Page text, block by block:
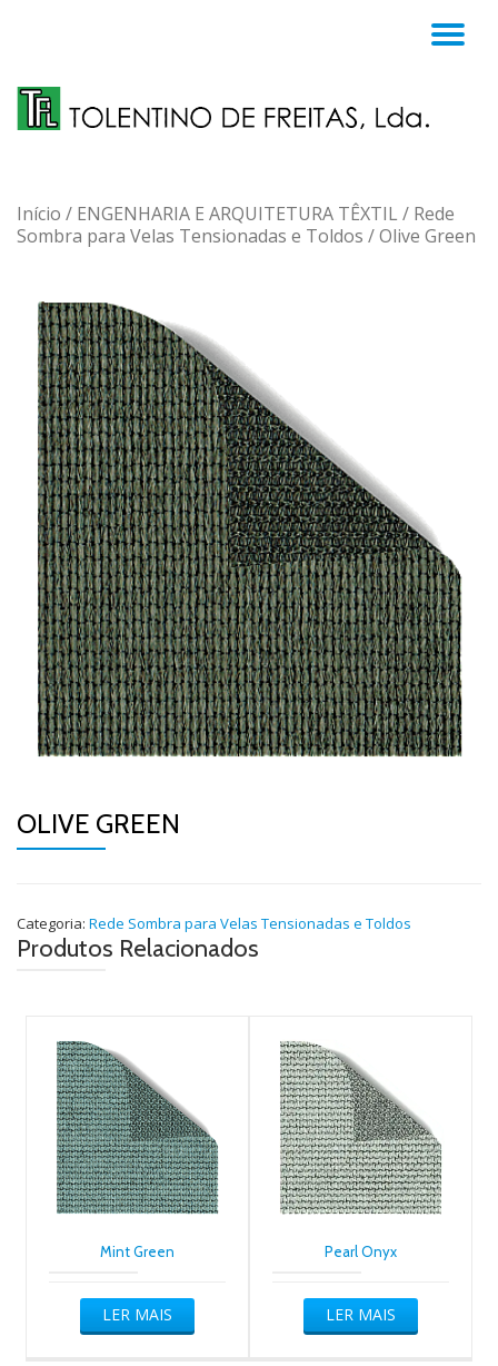
content
Início / ENGENHARIA E ARQUITETURA TÊXTIL / Rede
Sombra para Velas Tensionadas e Toldos / Olive Green
OLIVE GREEN
Categoria: Rede Sombra para Velas Tensionadas e Toldos
Produtos Relacionados
Mint Green
LER MAIS
Pearl Onyx
LER MAIS